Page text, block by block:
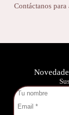
Contáctanos